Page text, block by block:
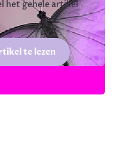
het gehele artikel
te lezen